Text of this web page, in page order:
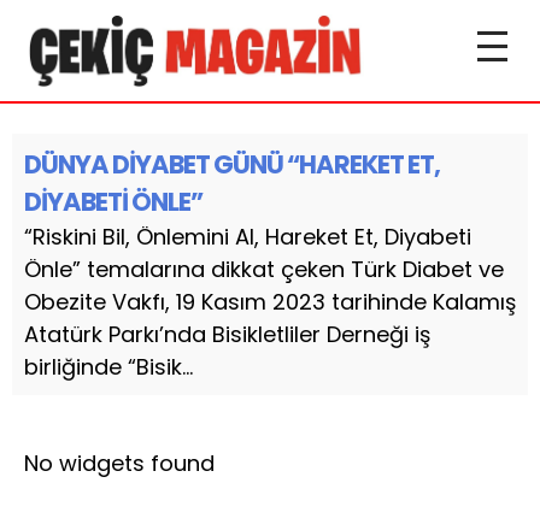
DÜNYA DİYABET GÜNÜ “HAREKET ET,
DİYABETİ ÖNLE”
“Riskini Bil, Önlemini Al, Hareket Et, Diyabeti
Önle” temalarına dikkat çeken Türk Diabet ve
Obezite Vakfı, 19 Kasım 2023 tarihinde Kalamış
Atatürk Parkı’nda Bisikletliler Derneği iş
birliğinde “Bisik...
No widgets found